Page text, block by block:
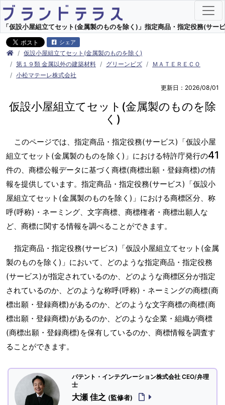
「仮設小屋組立てセット(金属製のものを除く)」指定商品・指定役務(サー
シェア
仮設小屋組立てセット(金属製のものを除く)
第１９類 金属以外の建築材料
グリーンビズ
ＭＡＴＥＲＥＣＯ
小松マテーレ株式会社
更新日：2026/08/01
仮設小屋組立てセット(金属製のものを除
く)
このページでは、指定商品・指定役務(サービス)「仮設小屋
組立てセット(金属製のものを除く)」における特許庁発行の41
件の、商標公報データに基づく商標(商標出願・登録商標)の情
報を提供しています。指定商品・指定役務(サービス)「仮設小
屋組立てセット(金属製のものを除く)」における商標区分、称
呼(呼称)・ネーミング、文字商標、商標権者・商標出願人な
ど、商標に関する情報を調べることができます。
指定商品・指定役務(サービス)「仮設小屋組立てセット(金属
製のものを除く)」において、どのような指定商品・指定役務
(サービス)が指定されているのか、どのような商標区分が指定
されているのか、どのような称呼(呼称)・ネーミングの商標(商
標出願・登録商標)があるのか、どのような文字商標の商標(商
標出願・登録商標)があるのか、どのような企業・組織が商標
(商標出願・登録商標)を保有しているのか、商標情報を調査す
ることができます。
パテント・インテグレーション株式会社 CEO/弁理
士
大瀬 佳之 (監修者)